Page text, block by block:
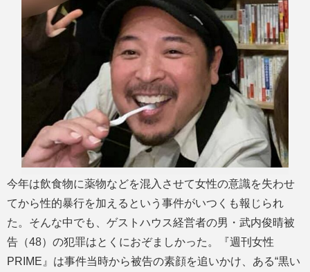
u
t
e
今年は飲食物に薬物などを混入させて女性の意識を失わせ
てから性的暴行を加えるという事件がいつくも報じられ
た。そんな中でも、ゲストハウス経営者の男・武内俊晴被
告（48）の犯罪はとくにおぞましかった。『週刊女性
PRIME』は事件当時から被告の素顔を追いかけ、ある“黒い